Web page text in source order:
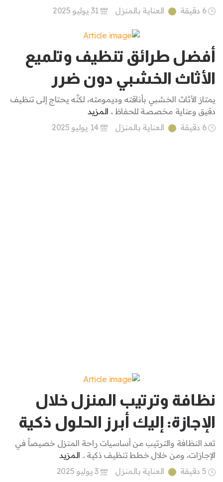
6 دقيقة
العناية بالمنزل 31 يوليو 2025
أفضل طرائق تنظيف وتلميع
الأثاث الخشبي دون ضرر
يمتاز الأثاث الخشبي بأناقته وديمومته، لكنَّه يحتاج إلى تنظيف
دقيق وعناية مخصصة للحفاظ .. المزيد
6 دقيقة
العناية بالمنزل 14 يوليو 2025
نظافة وترتيب المنزل خلال
الإجازة: إليك أبرز الحلول ذكية
تعد النظافة والترتيب من أساسيات راحة المنزل خصيصاً في
الإجازات، ومن خلال خطط تنظيف ذكية .. المزيد
5 دقيقة
العناية بالمنزل 3 يوليو 2025